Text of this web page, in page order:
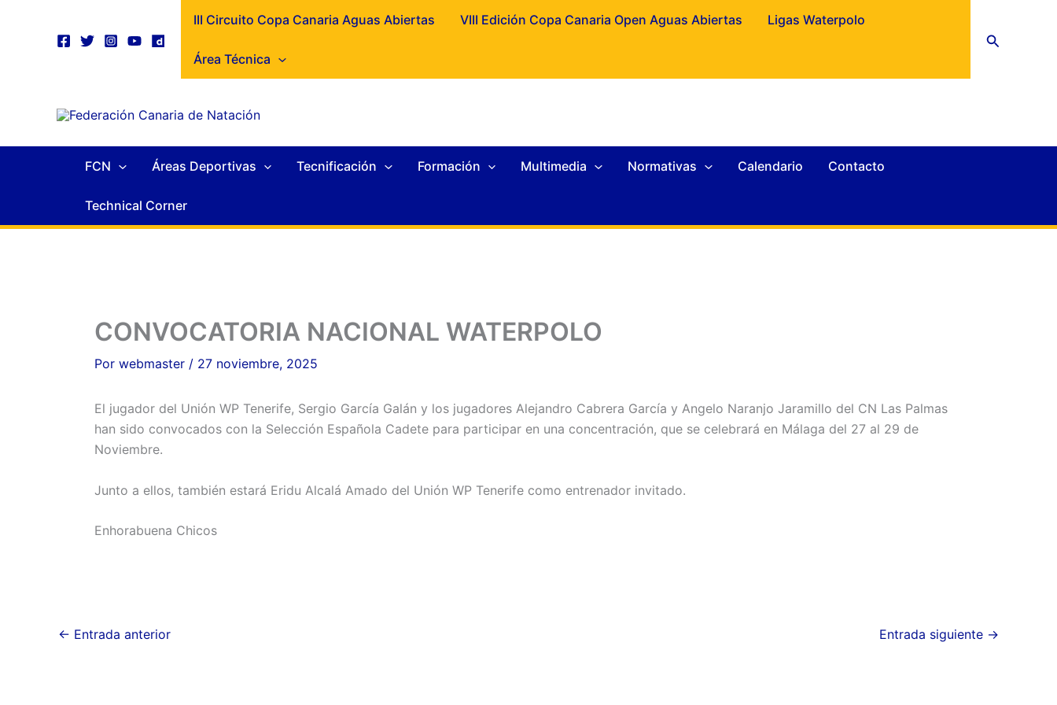
contenido
III Circuito Copa Canaria Aguas Abiertas VIII Edición Copa Canaria Open Aguas Abiertas Ligas Waterpolo
Área Técnica
Buscar
FCN Áreas Deportivas Tecnificación Formación Multimedia Normativas Calendario Contacto
Technical Corner
CONVOCATORIA NACIONAL WATERPOLO
Por webmaster / 27 noviembre, 2025
El jugador del Unión WP Tenerife, Sergio García Galán y los jugadores Alejandro Cabrera García y Angelo Naranjo Jaramillo del CN Las Palmas
han sido convocados con la Selección Española Cadete para participar en una concentración, que se celebrará en Málaga del 27 al 29 de
Noviembre.
Junto a ellos, también estará Eridu Alcalá Amado del Unión WP Tenerife como entrenador invitado.
Enhorabuena Chicos
← Entrada anterior Entrada siguiente →